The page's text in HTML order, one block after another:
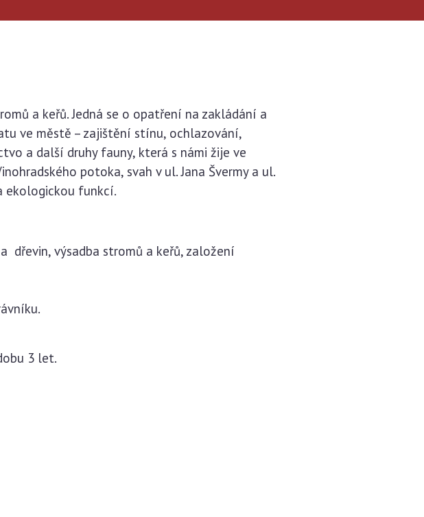
a keřů. Jedná se o opatření na zakládání a
ve městě – zajištění stínu, ochlazování,
a další druhy fauny, která s námi žije ve
potoka, svah v ul. Jana Švermy a ul.
ekologickou funkcí.
dřevin, výsadba stromů a keřů, založení
3 let.